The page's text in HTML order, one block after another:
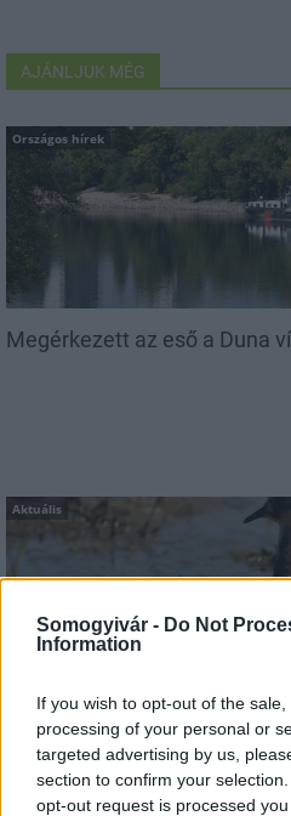
Somogyivár - Do Not
Information
If you wish to opt-out of the
processing of your personal or
targeted advertising by us,
section to confirm your
opt-out request is processed
AJÁNLJUK MÉG
Országos hírek
Megérkezett az eső a Duna
Aktuális
Hőség és vízhiány - itatók
vadállományt a somogyi